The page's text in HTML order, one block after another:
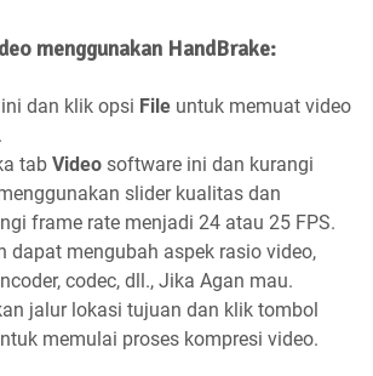
menggunakan HandBrake:
dan klik opsi File untuk memuat video
tab Video software ini dan kurangi
slider kualitas dan
frame rate menjadi 24 atau 25 FPS.
dapat mengubah aspek rasio video,
codec, dll., Jika Agan mau.
jalur lokasi tujuan dan klik tombol
memulai proses kompresi video.